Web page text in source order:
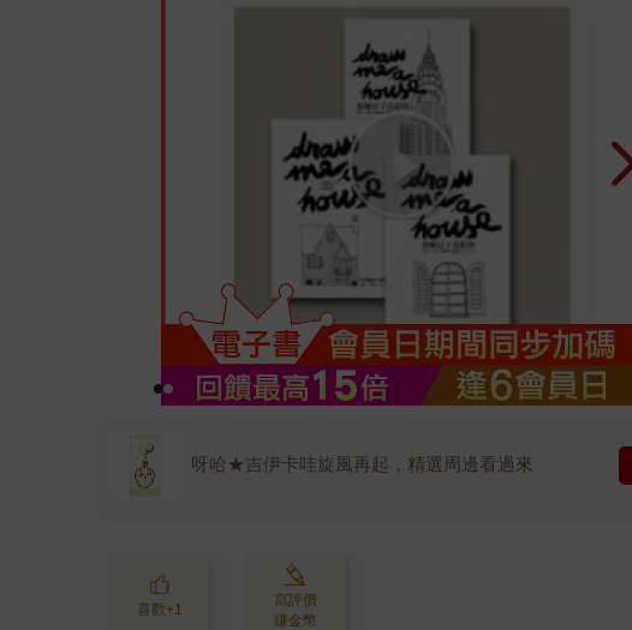
呀哈★吉伊卡哇旋風再起，精選周邊看過來
喜歡+1
寫評價
賺金幣